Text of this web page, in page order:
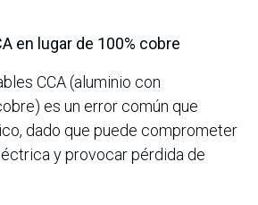
en lugar de 100% cobre
CCA (aluminio con
es un error común que
dado que puede comprometer
y provocar pérdida de